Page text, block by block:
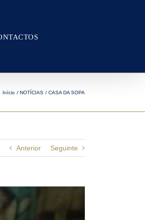
Início NOTÍCIAS CASA DA SOPA
Anterior Seguinte